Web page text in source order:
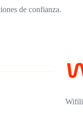
de confianza.